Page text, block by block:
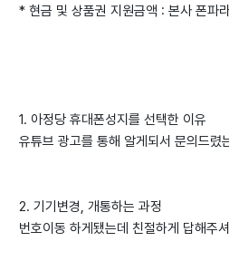
* 현금 및 상품권 지원금액 : 본사 폰파
1. 아정당 휴대폰성지를 선택한 이유
유튜브 광고를 통해 알게되서 문의드렸
2. 기기변경, 개통하는 과정
번호이동 하게됐는데 친절하게 답해주